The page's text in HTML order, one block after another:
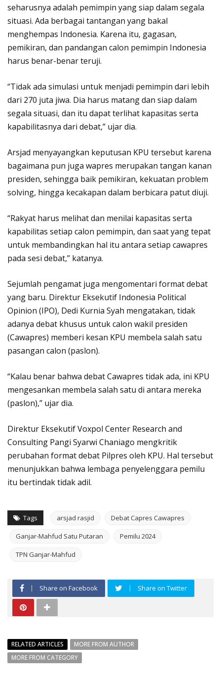
seharusnya adalah pemimpin yang siap dalam segala
situasi. Ada berbagai tantangan yang bakal
menghempas Indonesia. Karena itu, gagasan,
pemikiran, dan pandangan calon pemimpin Indonesia
harus benar-benar teruji.
“Tidak ada simulasi untuk menjadi pemimpin dari lebih
dari 270 juta jiwa. Dia harus matang dan siap dalam
segala situasi, dan itu dapat terlihat kapasitas serta
kapabilitasnya dari debat,” ujar dia.
Arsjad menyayangkan keputusan KPU tersebut karena
bagaimana pun juga wapres merupakan tangan kanan
presiden, sehingga baik pemikiran, kekuatan problem
solving, hingga kecakapan dalam berbicara patut diuji.
“Rakyat harus melihat dan menilai kapasitas serta
kapabilitas setiap calon pemimpin, dan saat yang tepat
untuk membandingkan hal itu antara setiap cawapres
pada sesi debat,” katanya.
Sejumlah pengamat juga mengomentari format debat
yang baru. Direktur Eksekutif Indonesia Political
Opinion (IPO), Dedi Kurnia Syah mengatakan, tidak
adanya debat khusus untuk calon wakil presiden
(Cawapres) memberi kesan KPU membela salah satu
pasangan calon (paslon).
“Kalau benar bahwa debat Cawapres tidak ada, ini KPU
mengesankan membela salah satu di antara mereka
(paslon),” ujar dia.
Direktur Eksekutif Voxpol Center Research and
Consulting Pangi Syarwi Chaniago mengkritik
perubahan format debat Pilpres oleh KPU. Hal tersebut
menunjukkan bahwa lembaga penyelenggara pemilu
itu bertindak tidak adil.
Tags arsjad rasjid Debat Capres Cawapres
Ganjar-Mahfud Satu Putaran Pemilu 2024
TPN Ganjar-Mahfud
Share on Facebook Share on Twitter
RELATED ARTICLES
MORE FROM AUTHOR
MORE FROM CATEGORY